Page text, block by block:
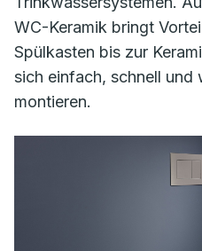
WC-Keramik bringt
Spülkasten bis zur
sich einfach, schnell
montieren.